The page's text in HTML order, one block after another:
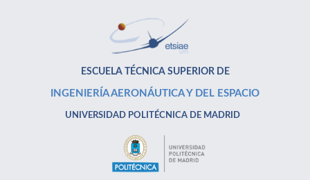
ESCUELA TÉCNICA SUPERIOR DE
INGENIERÍA AERONÁUTICA Y DEL ESPACIO
UNIVERSIDAD POLITÉCNICA DE MADRID